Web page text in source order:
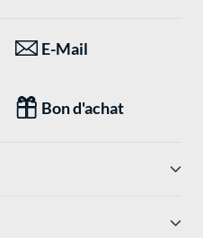
E-Mail
Bon d'achat